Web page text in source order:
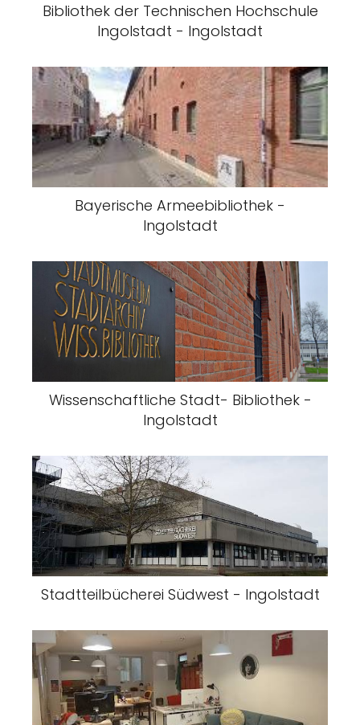
Bibliothek der Technischen Hochschule
Ingolstadt - Ingolstadt
Bayerische Armeebibliothek -
Ingolstadt
Wissenschaftliche Stadt- Bibliothek -
Ingolstadt
Stadtteilbücherei Südwest - Ingolstadt